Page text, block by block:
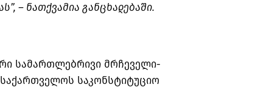
– ნათქვამია განცხადებაში.
სამართლებრივი მრჩეველი-
საკონსტიტუციო